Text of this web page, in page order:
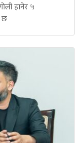
हानेर ५
छ